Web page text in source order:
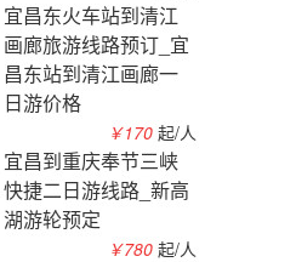
宜昌东火车站到清江
画廊旅游线路预订_宜
昌东站到清江画廊一
日游价格
￥170起/人
宜昌到重庆奉节三峡
快捷二日游线路_新高
湖游轮预定
￥780起/人